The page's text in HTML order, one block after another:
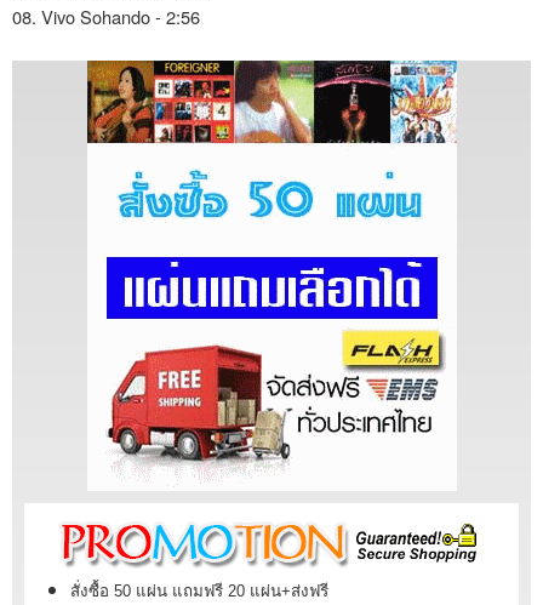
08. Vivo Sohando - 2:56
สั่งซื้อ 50 แผ่น แถมฟรี 20 แผ่น+ส่งฟรี